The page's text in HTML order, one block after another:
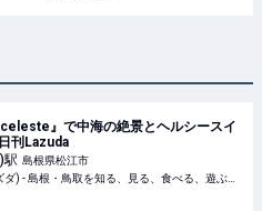
』で中海の絶景とヘルシースイ
刊Lazuda
駅 島根県松江市